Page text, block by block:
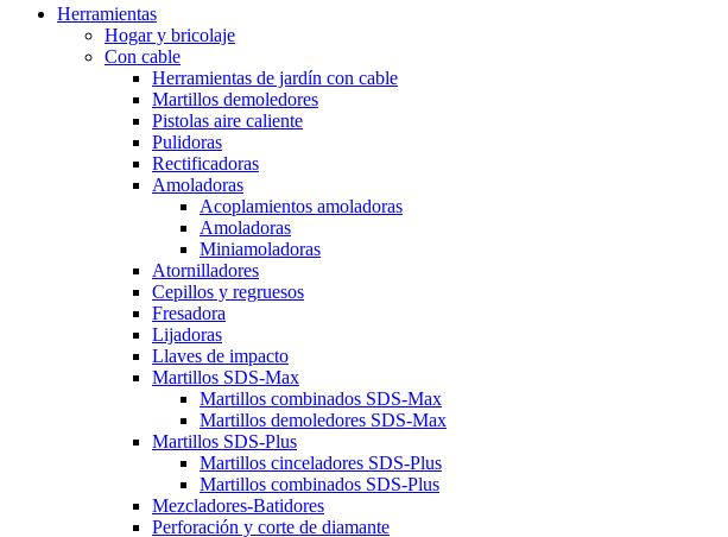
Herramientas
Hogar y bricolaje
Con cable
Herramientas de jardín con cable
Martillos demoledores
Pistolas aire caliente
Pulidoras
Rectificadoras
Amoladoras
Acoplamientos amoladoras
Amoladoras
Miniamoladoras
Atornilladores
Cepillos y regruesos
Fresadora
Lijadoras
Llaves de impacto
Martillos SDS-Max
Martillos combinados SDS-Max
Martillos demoledores SDS-Max
Martillos SDS-Plus
Martillos cinceladores SDS-Plus
Martillos combinados SDS-Plus
Mezcladores-Batidores
Perforación y corte de diamante